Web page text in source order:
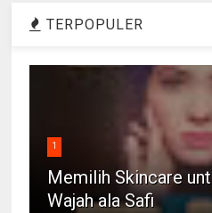
TERPOPULER
1
Memilih Skincare
Wajah ala Safi